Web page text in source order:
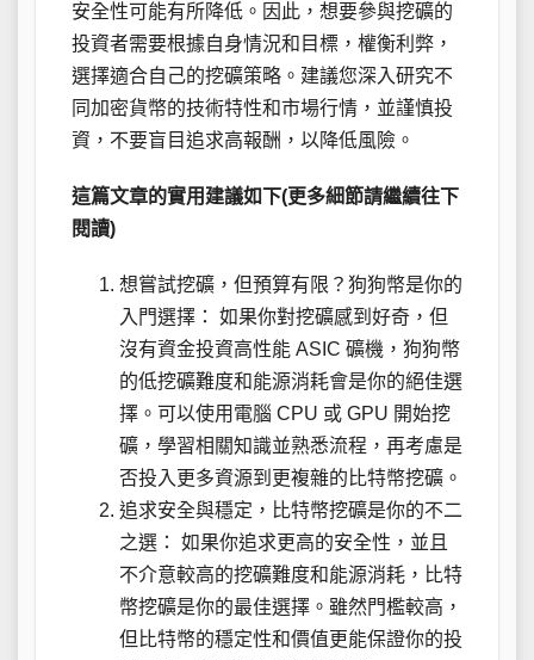
安全性可能有所降低。因此，想要參與挖礦的
投資者需要根據自身情況和目標，權衡利弊，
選擇適合自己的挖礦策略。建議您深入研究不
同加密貨幣的技術特性和市場行情，並謹慎投
資，不要盲目追求高報酬，以降低風險。
這篇文章的實用建議如下(更多細節請繼續往下
閱讀)
想嘗試挖礦，但預算有限？狗狗幣是你的
入門選擇： 如果你對挖礦感到好奇，但
沒有資金投資高性能 ASIC 礦機，狗狗幣
的低挖礦難度和能源消耗會是你的絕佳選
擇。可以使用電腦 CPU 或 GPU 開始挖
礦，學習相關知識並熟悉流程，再考慮是
否投入更多資源到更複雜的比特幣挖礦。
追求安全與穩定，比特幣挖礦是你的不二
之選： 如果你追求更高的安全性，並且
不介意較高的挖礦難度和能源消耗，比特
幣挖礦是你的最佳選擇。雖然門檻較高，
但比特幣的穩定性和價值更能保證你的投